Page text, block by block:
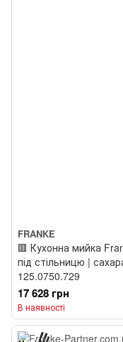
FRANKE
🟥 Кухонна мийка
під стільницю |
125.0750.729
17 628 грн
В наявності